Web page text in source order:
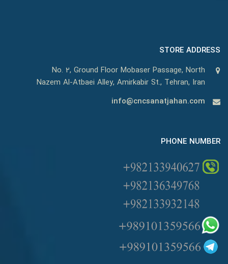
STORE ADDRESS
No. 2, Ground Floor Mobaser Passage, North
Nazem Al-Atbaei Alley, Amirkabir St., Tehran, Iran
info@cncsanatjahan.com
PHONE NUMBER